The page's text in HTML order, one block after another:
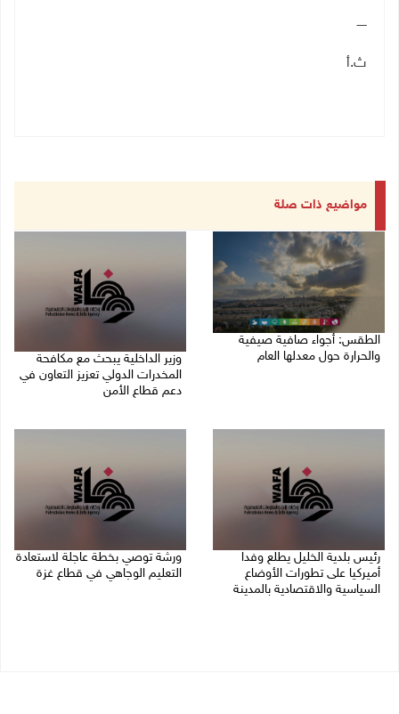
ـــــ
ث.أ
مواضيع ذات صلة
الطقس: أجواء صافية صيفية
والحرارة حول معدلها العام
وزير الداخلية يبحث مع مكافحة
المخدرات الدولي تعزيز التعاون في
دعم قطاع الأمن
رئيس بلدية الخليل يطلع وفدا
أميركيا على تطورات الأوضاع
السياسية والاقتصادية بالمدينة
ورشة توصي بخطة عاجلة لاستعادة
التعليم الوجاهي في قطاع غزة